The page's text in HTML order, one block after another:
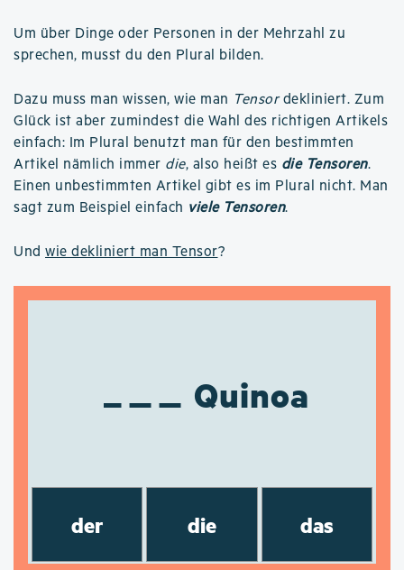
Um über Dinge oder Personen in der Mehrzahl zu
sprechen, musst du den Plural bilden.
Dazu muss man wissen, wie man Tensordekliniert. Zum
Glück ist aber zumindest die Wahl des richtigen Artikels
einfach: Im Plural benutzt man für den bestimmten
Artikel nämlich immer die, also heißt es die Tensoren.
Einen unbestimmten Artikel gibt es im Plural nicht. Man
sagt zum Beispiel einfach viele Tensoren.
Und wie dekliniert man Tensor?
Quinoa
der die das